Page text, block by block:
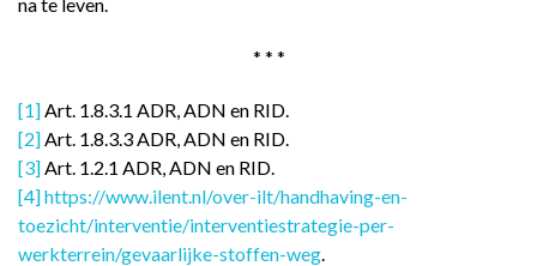
* * *
[1]Art. 1.8.3.1 ADR, ADN en RID.
[2]Art. 1.8.3.3 ADR, ADN en RID.
[3]Art. 1.2.1 ADR, ADN en RID.
[4]https://www.ilent.nl/over-ilt/handhaving-en-
toezicht/interventie/interventiestrategie-per-
werkterrein/gevaarlijke-stoffen-weg.